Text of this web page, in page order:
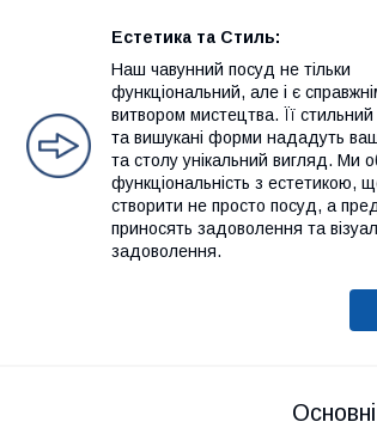
Естетика та Стиль:
Наш чавунний посуд не тільки
функціональний, але і є
витвором мистецтва. Її
та вишукані форми нададуть
та столу унікальний вигляд. Ми
функціональність з естетикою,
створити не просто посуд, а
приносять задоволення та
задоволення.